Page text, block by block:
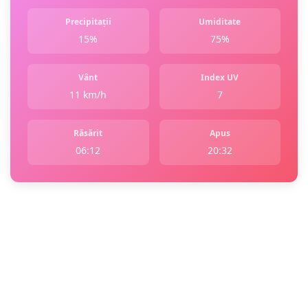
Precipitații
15%
Umiditate
75%
Vânt
11 km/h
Index UV
7
Răsărit
06:12
Apus
20:32